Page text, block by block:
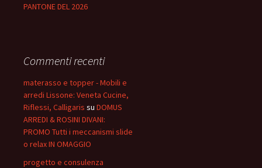
PANTONE DEL 2026
Commenti recenti
materasso e topper - Mobili e
arredi Lissone: Veneta Cucine,
Riflessi, Calligaris su DOMUS
ARREDI & ROSINI DIVANI:
PROMO Tutti i meccanismi slide
o relax IN OMAGGIO
progetto e consulenza